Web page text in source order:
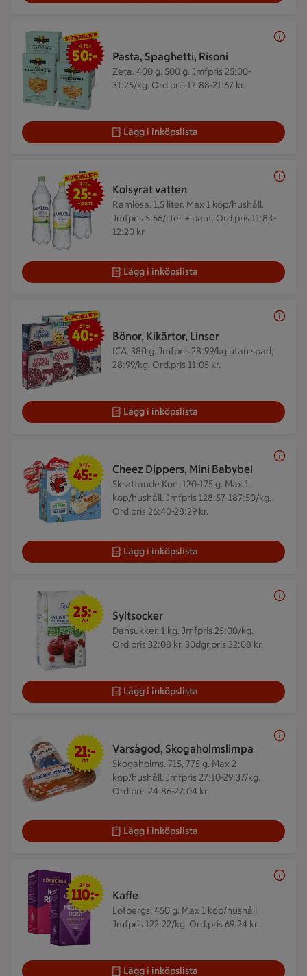
Pasta, Spaghetti, Risoni
Zeta. 400 g, 500 g. Jmfpris 25:00-
31:25/kg. Ord.pris 17:88-21:67 kr.
4 för 50 kr
4 för
50:-
Lägg i inköpslista
Kolsyrat vatten
Ramlösa. 1,5 liter. Max 1 köp/hushåll.
Jmfpris 5:56/liter + pant. Ord.pris 11:83-
12:20 kr.
3 för 25 kr
3 för
25:-
+pant
Lägg i inköpslista
Bönor, Kikärtor, Linser
ICA. 380 g. Jmfpris 28:99/kg utan spad,
28:99/kg. Ord.pris 11:05 kr.
6 för 40 kr
6 för
40:-
Lägg i inköpslista
Cheez Dippers, Mini Babybel
Skrattande Kon. 120-175 g. Max 1
köp/hushåll. Jmfpris 128:57-187:50/kg.
Ord.pris 26:40-28:29 kr.
2 för 45 kr
2 för
45:-
Lägg i inköpslista
Syltsocker
Dansukker. 1 kg. Jmfpris 25:00/kg.
Ord.pris 32:08 kr. 30dgr.pris 32:08 kr.
25 kr/st
25:-
/st
Lägg i inköpslista
Varsågod, Skogaholmslimpa
Skogaholms. 715, 775 g. Max 2
köp/hushåll. Jmfpris 27:10-29:37/kg.
Ord.pris 24:86-27:04 kr.
21 kr/st
21:-
/st
Lägg i inköpslista
Kaffe
Löfbergs. 450 g. Max 1 köp/hushåll.
Jmfpris 122:22/kg. Ord.pris 69:24 kr.
2 för 110 kr
2 för
110:-
Lägg i inköpslista